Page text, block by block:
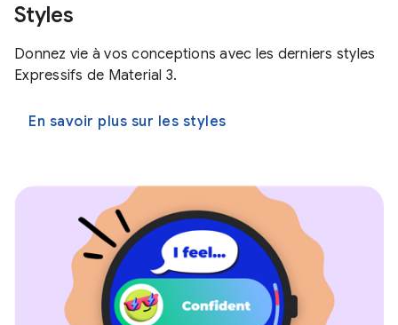
Styles
Donnez vie à vos conceptions avec les derniers styles
Expressifs de Material 3.
En savoir plus sur les styles